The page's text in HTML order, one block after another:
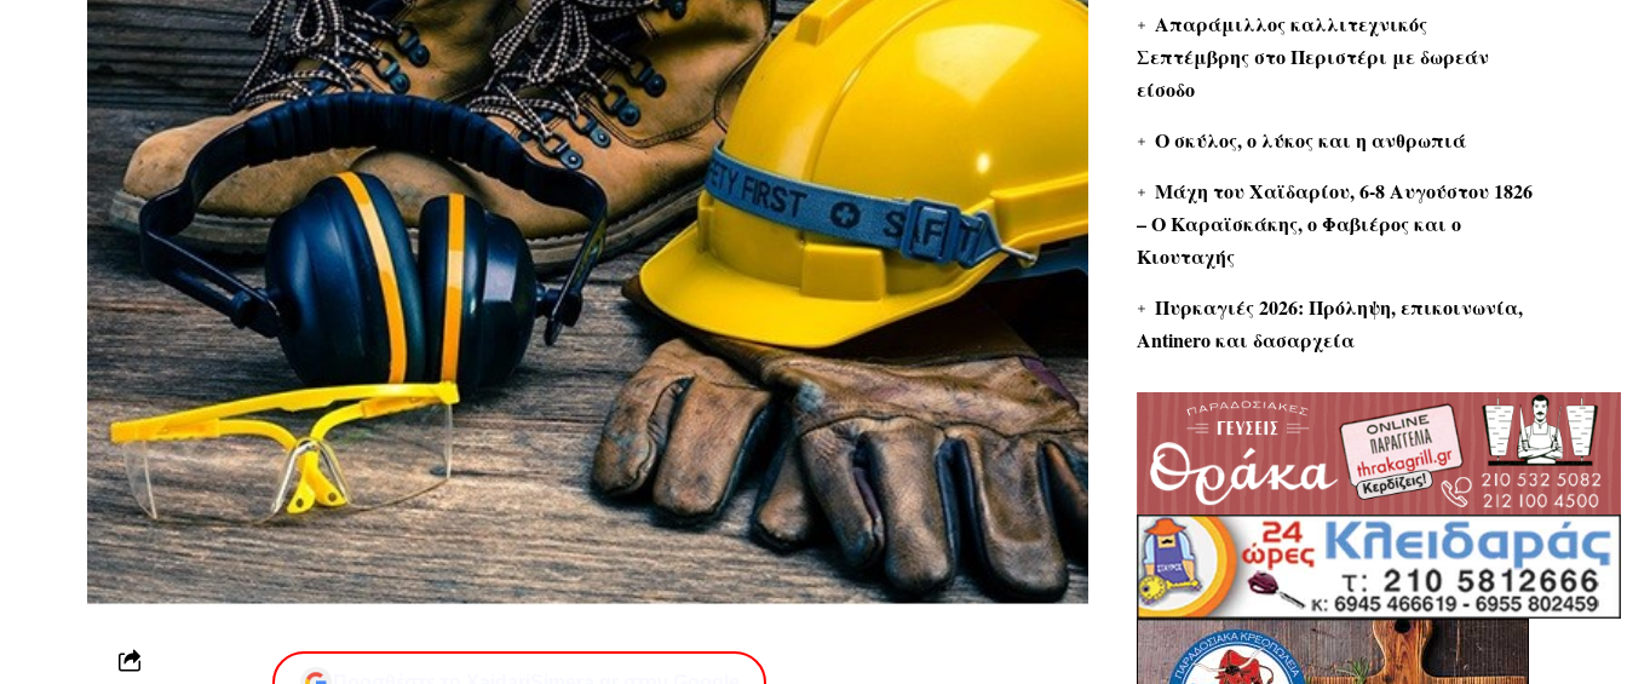
Απαράμιλλος καλλιτεχνικός
Σεπτέμβρης στο Περιστέρι με δωρεάν
είσοδο
Ο σκύλος, ο λύκος και η ανθρωπιά
Μάχη του Χαϊδαρίου, 6-8 Αυγούστου 1826
– Ο Καραϊσκάκης, ο Φαβιέρος και ο
Κιουταχής
Πυρκαγιές 2026: Πρόληψη, επικοινωνία,
Antinero και δασαρχεία